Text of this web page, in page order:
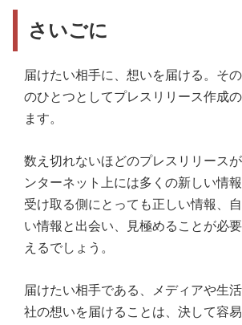
さいごに
届けたい相手に、想いを届ける。そ
のひとつとしてプレスリリース作成
ます。
数え切れないほどのプレスリリース
ンターネット上には多くの新しい情
受け取る側にとっても正しい情報、
い情報と出会い、見極めることが必
えるでしょう。
届けたい相手である、メディアや生
社の想いを届けることは、決して容易